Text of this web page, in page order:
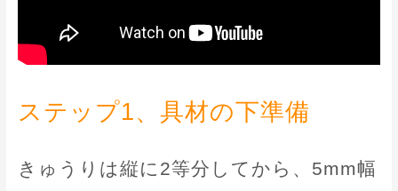
ステップ1、具材の下準備
きゅうりは縦に2等分してから、5mm幅